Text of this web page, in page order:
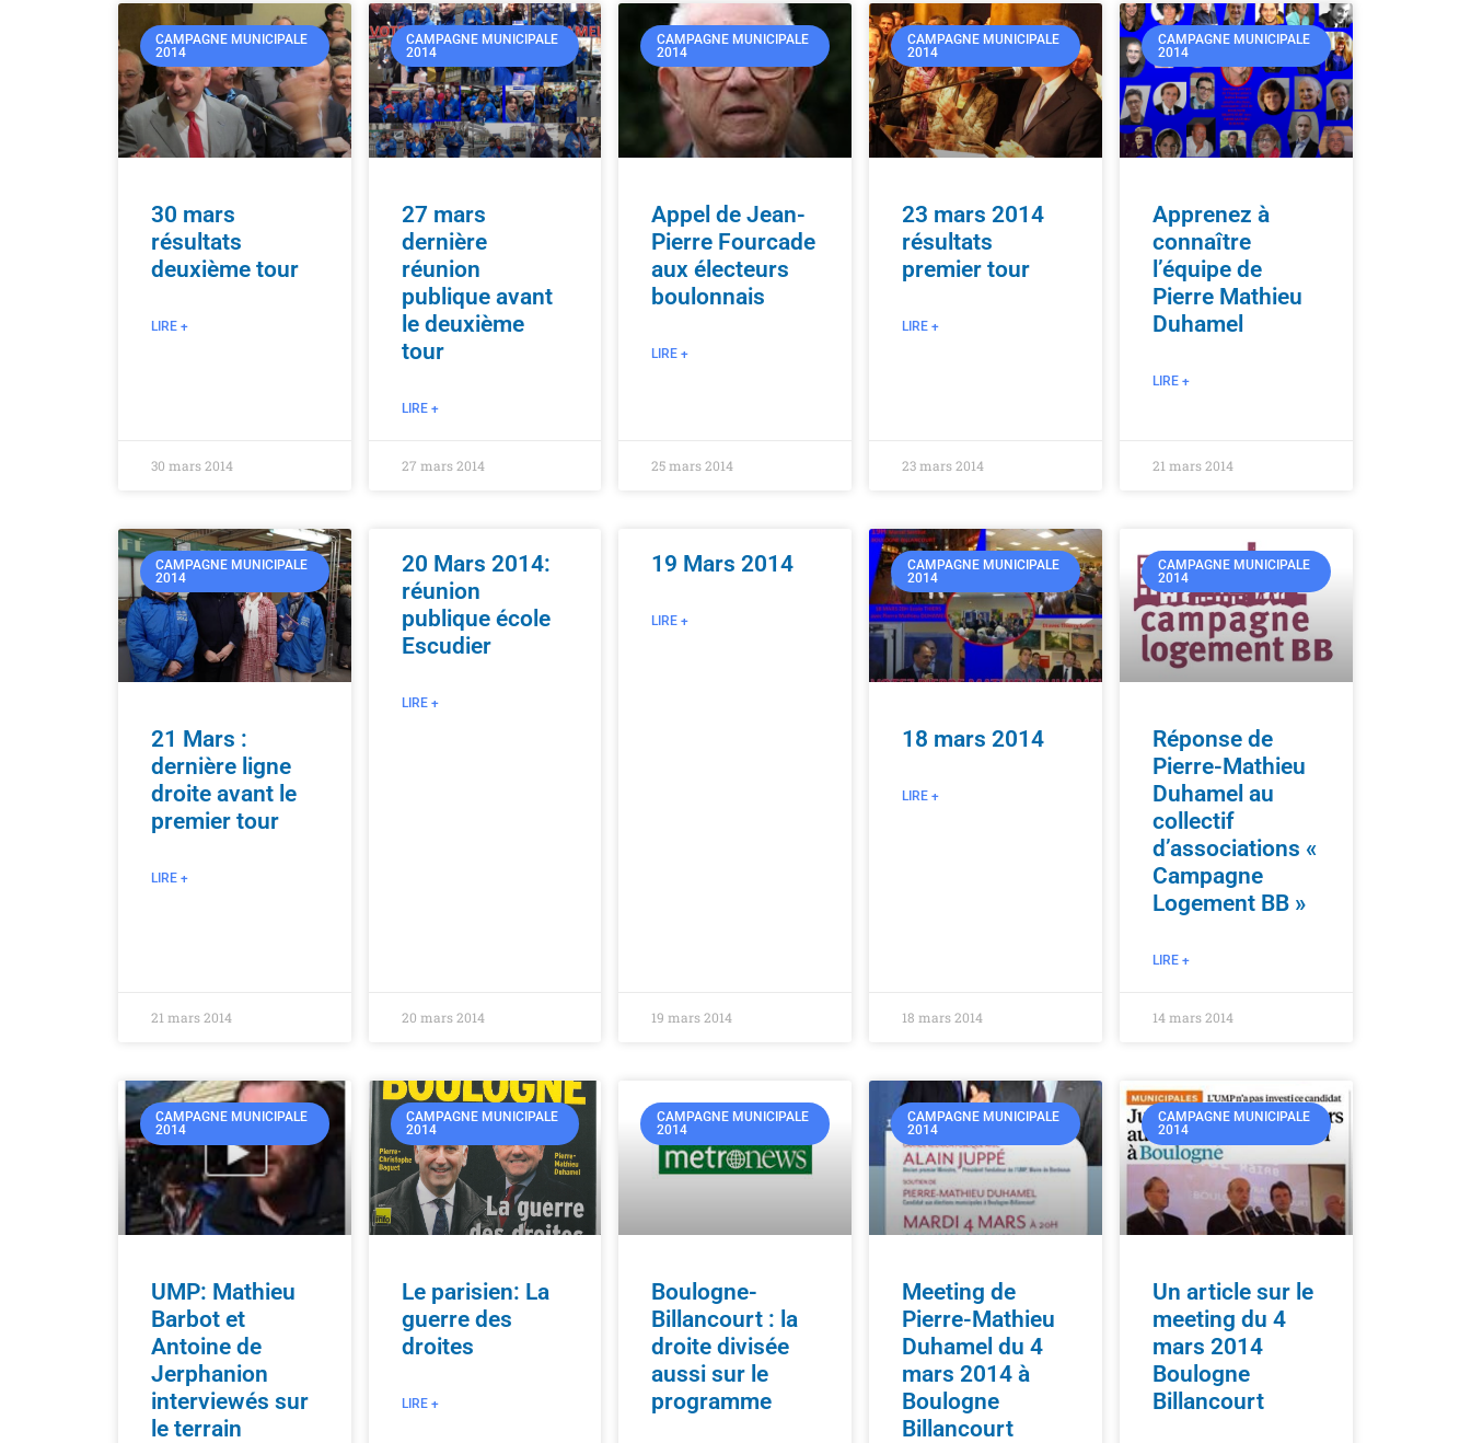
CAMPAGNE MUNICIPALE
2014
30 mars
résultats
deuxième tour
LIRE +
30 mars 2014
CAMPAGNE MUNICIPALE
2014
27 mars
dernière
réunion
publique avant
le deuxième
tour
LIRE +
27 mars 2014
CAMPAGNE MUNICIPALE
2014
Appel de Jean-
Pierre Fourcade
aux électeurs
boulonnais
LIRE +
25 mars 2014
CAMPAGNE MUNICIPALE
2014
23 mars 2014
résultats
premier tour
LIRE +
23 mars 2014
CAMPAGNE MUNICIPALE
2014
Apprenez à
connaître
l’équipe de
Pierre Mathieu
Duhamel
LIRE +
21 mars 2014
CAMPAGNE MUNICIPALE
2014
21 Mars :
dernière ligne
droite avant le
premier tour
LIRE +
21 mars 2014
20 Mars 2014:
réunion
publique école
Escudier
LIRE +
20 mars 2014
19 Mars 2014
LIRE +
19 mars 2014
CAMPAGNE MUNICIPALE
2014
18 mars 2014
LIRE +
18 mars 2014
CAMPAGNE MUNICIPALE
2014
Réponse de
Pierre-Mathieu
Duhamel au
collectif
d’associations «
Campagne
Logement BB »
LIRE +
14 mars 2014
CAMPAGNE MUNICIPALE
2014
UMP: Mathieu
Barbot et
Antoine de
Jerphanion
interviewés sur
le terrain
CAMPAGNE MUNICIPALE
2014
Le parisien: La
guerre des
droites
LIRE +
CAMPAGNE MUNICIPALE
2014
Boulogne-
Billancourt : la
droite divisée
aussi sur le
programme
CAMPAGNE MUNICIPALE
2014
Meeting de
Pierre-Mathieu
Duhamel du 4
mars 2014 à
Boulogne
Billancourt
CAMPAGNE MUNICIPALE
2014
Un article sur le
meeting du 4
mars 2014
Boulogne
Billancourt